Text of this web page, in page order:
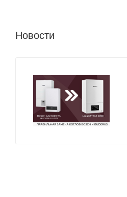
Новости